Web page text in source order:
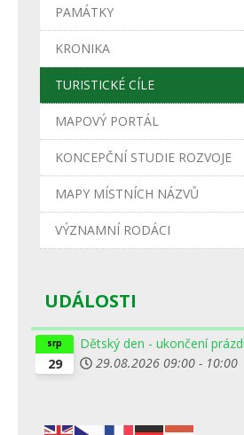
PAMÁTKY
KRONIKA
TURISTICKÉ CÍLE
MAPOVÝ PORTÁL
KONCEPČNÍ STUDIE ROZVOJE
MAPY MÍSTNÍCH NÁZVŮ
VÝZNAMNÍ RODÁCI
UDÁLOSTI
29
srp
Dětský den - ukončení
29.08.2026 09:00 - 10:00